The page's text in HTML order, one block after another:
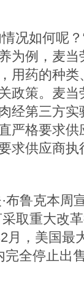
况如何呢
为例，麦
用药的种
政策。麦
经第三方实
严格要求
求供应商执
鲁克本周
取重大改
月，美国最
全停止出